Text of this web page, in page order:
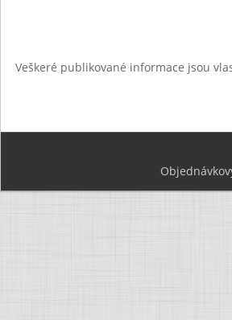
Veškeré publikované informace jsou